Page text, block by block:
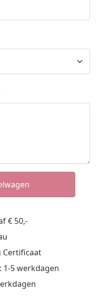
€ 50,-
Certificaat
1-5 werkdagen